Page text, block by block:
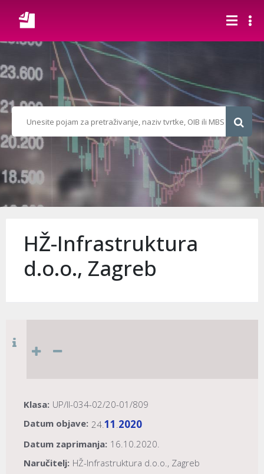
HŽ-Infrastruktura
d.o.o., Zagreb
Klasa: UP/II-034-02/20-01/809
Datum objave: 24.11 .2020
Datum zaprimanja: 16.10.2020.
Naručitelj: HŽ-Infrastruktura d.o.o., Zagreb